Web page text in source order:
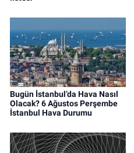
Bugün İstanbul’da Hava Nasıl
Olacak? 6 Ağustos Perşembe
İstanbul Hava Durumu